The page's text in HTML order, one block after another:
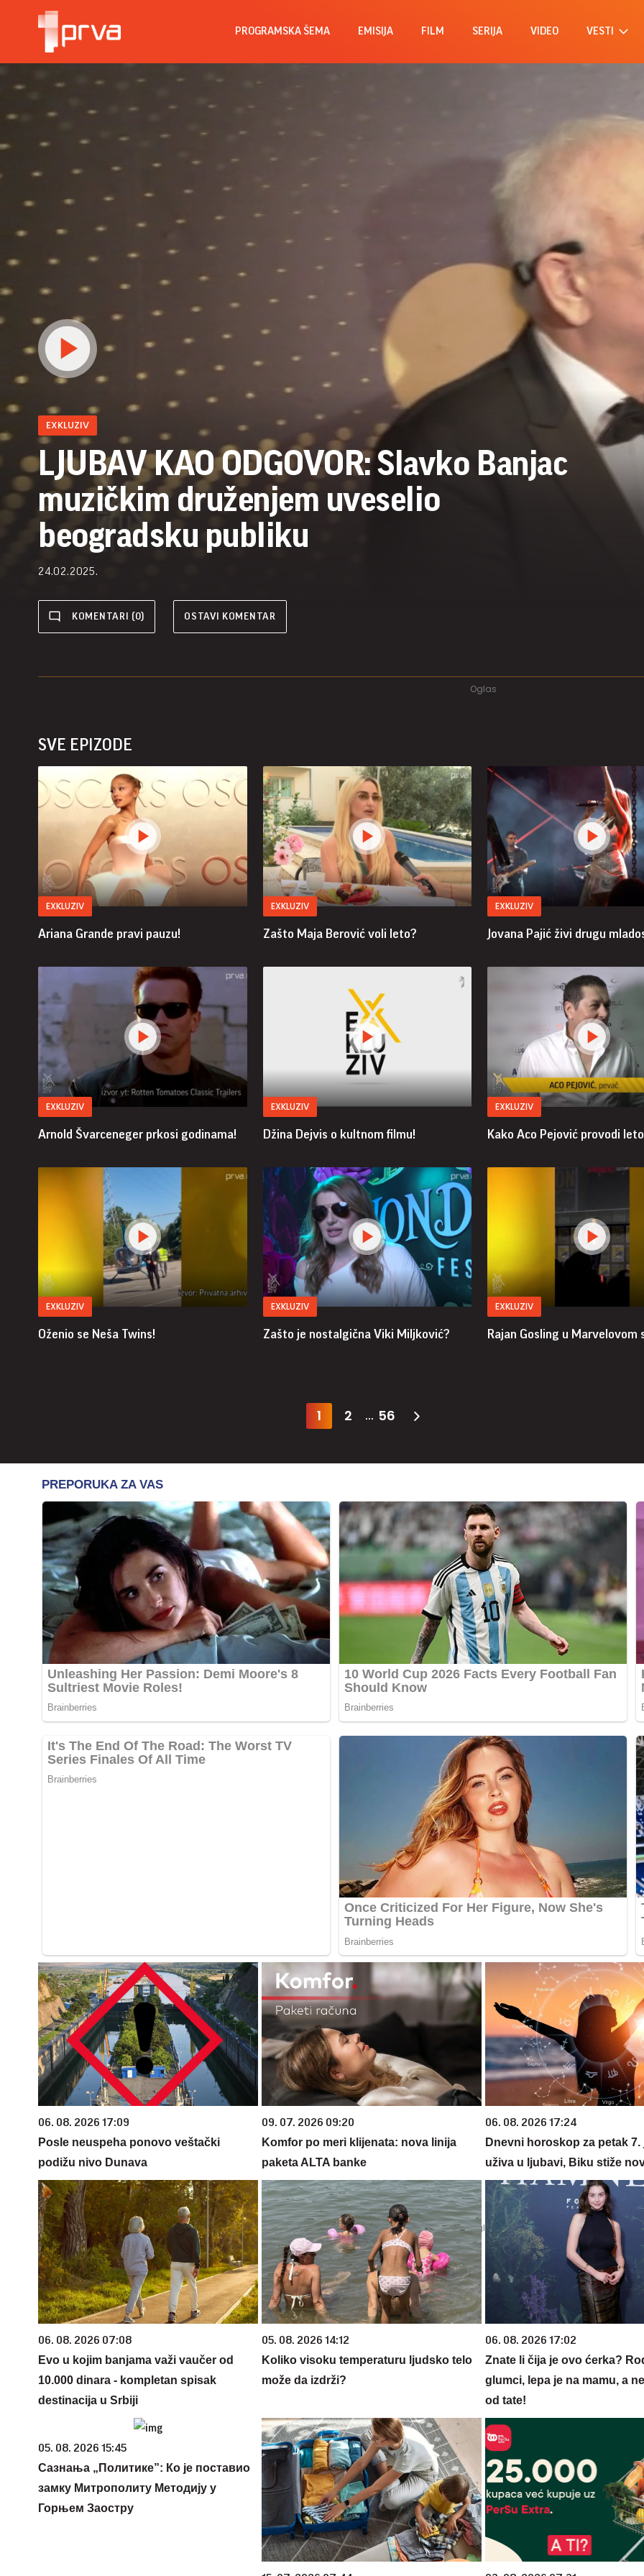
PROGRAMSKA ŠEMA EMISIJA FILM SERIJA VIDEO VESTI
EXKLUZIV
LJUBAV KAO ODGOVOR: Slavko Banjac
muzičkim druženjem uveselio
beogradsku publiku
24.02.2025.
KOMENTARI (0) OSTAVI KOMENTAR
SVE EPIZODE
EXKLUZIV
Ariana Grande pravi pauzu!
EXKLUZIV
Zašto Maja Berović voli leto?
EXKLUZIV
Jovana Pajić živi drugu
EXKLUZIV
Arnold Švarceneger prkosi godinama!
EXKLUZIV
Džina Dejvis o kultnom filmu!
EXKLUZIV
Kako Aco Pejović provodi
EXKLUZIV
Oženio se Neša Twins!
EXKLUZIV
Zašto je nostalgična Viki Miljković?
EXKLUZIV
Rajan Gosling u Marvelovom
1 2 ... 56
06. 08. 2026 17:09
Posle neuspeha ponovo veštački
podižu nivo Dunava
09. 07. 2026 09:20
Komfor po meri klijenata: nova linija
paketa ALTA banke
06. 08. 2026 17:24
Dnevni horoskop za petak 7.
uživa u ljubavi, Biku stiže
06. 08. 2026 07:08
Evo u kojim banjama važi vaučer od
10.000 dinara - kompletan spisak
destinacija u Srbiji
05. 08. 2026 14:12
Koliko visoku temperaturu ljudsko telo
može da izdrži?
06. 08. 2026 17:02
Znate li čija je ovo ćerka?
glumci, lepa je na mamu, a
od tate!
05. 08. 2026 15:45
Сазнања „Политике”: Ко је поставио
замку Митрополиту Методију у
Горњем Заостру